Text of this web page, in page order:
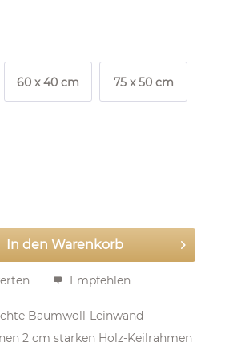
60 x 40 cm 75 x 50 cm
In den Warenkorb
Empfehlen
Baumwoll-Leinwand
2 cm starken Holz-Keilrahmen